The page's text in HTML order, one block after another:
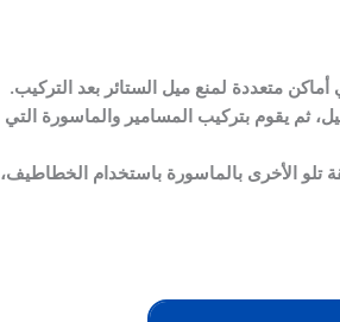
متعددة لمنع ميل الستائر بعد التركيب.
ثم يقوم بتركيب المسامير والماسورة التي
الأخرى بالماسورة باستخدام الخطاطيف،